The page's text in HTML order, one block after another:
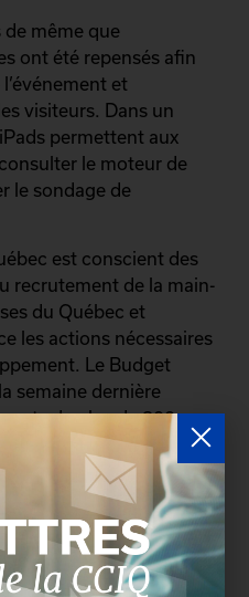
de même que
ont été repensés afin
et
visiteurs. Dans un
permettent aux
le moteur de
le sondage de
est conscient des
recrutement de la main-
du Québec et
les actions nécessaires
Le Budget
semaine dernière
de plus de 800
en place de la
d’œuvre qui sera
Cette stratégie
visant à
employeurs du
de l’Emploi et de la